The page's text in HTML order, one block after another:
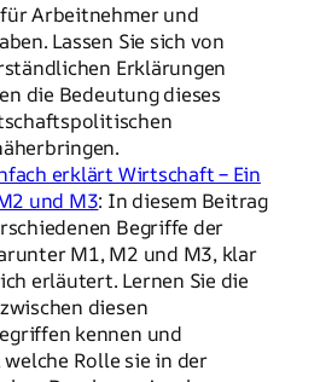
Arbeitnehmer und
Lassen Sie sich von
Erklärungen
die Bedeutung dieses
erklärt Wirtschaft – Ein
und M3: In diesem Beitrag
Begriffe der
M1, M2 und M3, klar
erläutert. Lernen Sie die
diesen
kennen und
Rolle sie in der